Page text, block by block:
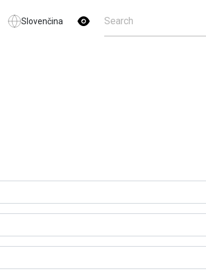
Slovenčina